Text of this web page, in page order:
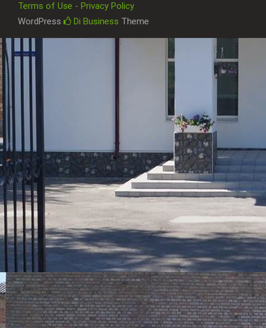
Terms of Use - Privacy Policy
WordPress
Di Business Theme